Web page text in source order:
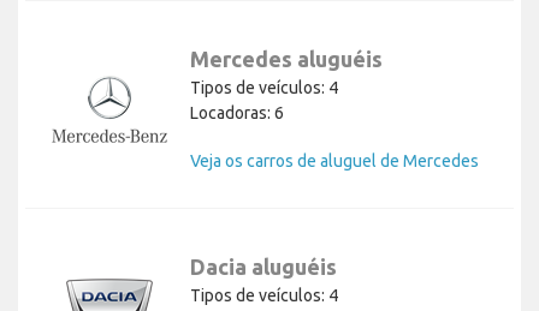
Mercedes aluguéis
Tipos de veículos: 4
Locadoras: 6
Veja os carros de aluguel de Mercedes
Dacia aluguéis
Tipos de veículos: 4